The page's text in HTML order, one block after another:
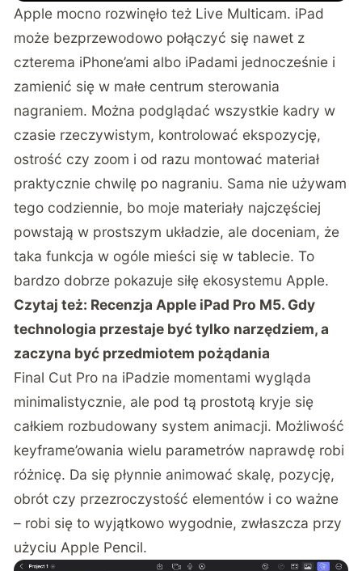
Apple mocno rozwinęło też Live Multicam. iPad
może bezprzewodowo połączyć się nawet z
czterema iPhone’ami albo iPadami jednocześnie i
zamienić się w małe centrum sterowania
nagraniem. Można podglądać wszystkie kadry w
czasie rzeczywistym, kontrolować ekspozycję,
ostrość czy zoom i od razu montować materiał
praktycznie chwilę po nagraniu. Sama nie używam
tego codziennie, bo moje materiały najczęściej
powstają w prostszym układzie, ale doceniam, że
taka funkcja w ogóle mieści się w tablecie. To
bardzo dobrze pokazuje siłę ekosystemu Apple.
Czytaj też: Recenzja Apple iPad Pro M5. Gdy
technologia przestaje być tylko narzędziem, a
zaczyna być przedmiotem pożądania
Final Cut Pro na iPadzie momentami wygląda
minimalistycznie, ale pod tą prostotą kryje się
całkiem rozbudowany system animacji. Możliwość
keyframe’owania wielu parametrów naprawdę robi
różnicę. Da się płynnie animować skalę, pozycję,
obrót czy przezroczystość elementów i co ważne
– robi się to wyjątkowo wygodnie, zwłaszcza przy
użyciu Apple Pencil.